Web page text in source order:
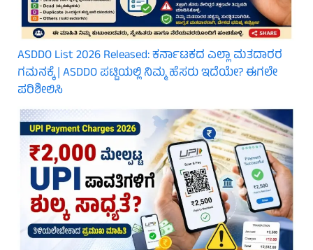
ASDDO List 2026 Released: ಕರ್ನಾಟಕದ ಎಲ್ಲಾ ಮತದಾರರ
ಗಮನಕ್ಕೆ | ASDDO ಪಟ್ಟಿಯಲ್ಲಿ ನಿಮ್ಮ ಹೆಸರು ಇದೆಯೇ? ಈಗಲೇ
ಪರಿಶೀಲಿಸಿ